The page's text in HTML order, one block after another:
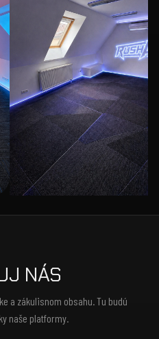
NÁS
a zákulisnom obsahu. Tu budú
naše platformy.